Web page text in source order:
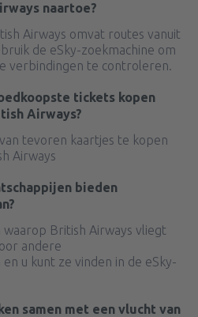
naartoe?
Airways omvat routes vanuit
de eSky-zoekmachine om
verbindingen te controleren.
tickets kopen
Airways?
tevoren kaartjes te kopen
Airways
bieden
British Airways vliegt
andere
u kunt ze vinden in de eSky-
samen met een vlucht van